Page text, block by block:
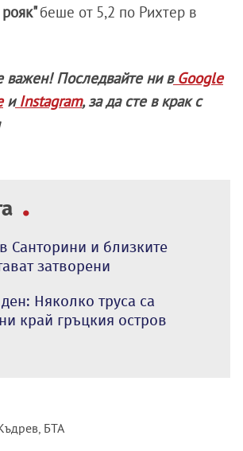
беше от 5,2 по Рихтер в
важен! Последвайте ни вGoogle
иInstagram, за да сте в крак с
Санторини и близките
затворени
Няколко труса са
край гръцкия остров
БТА